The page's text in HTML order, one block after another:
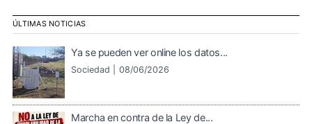
ÚLTIMAS NOTICIAS
Ya se pueden ver online los datos...
Sociedad | 08/06/2026
Marcha en contra de la Ley de...